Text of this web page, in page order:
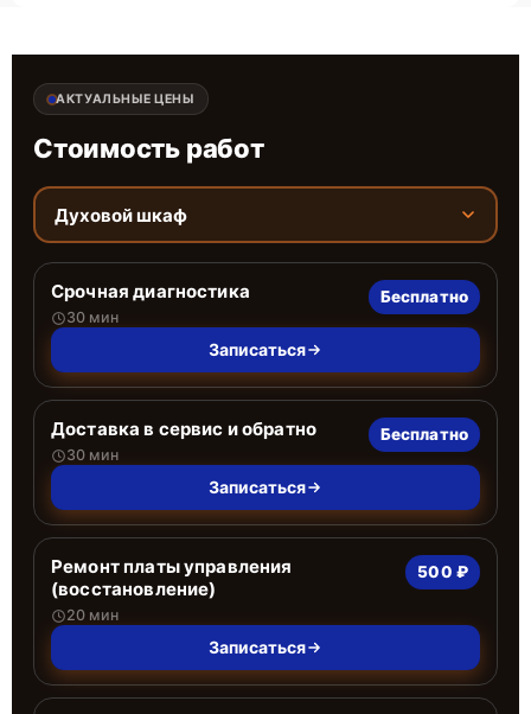
АКТУАЛЬНЫЕ ЦЕНЫ
Стоимость работ
Духовой шкаф
Срочная диагностика
30 мин
Бесплатно
Записаться
Доставка в сервис и обратно
30 мин
Бесплатно
Записаться
Ремонт платы управления
(восстановление)
20 мин
500 ₽
Записаться